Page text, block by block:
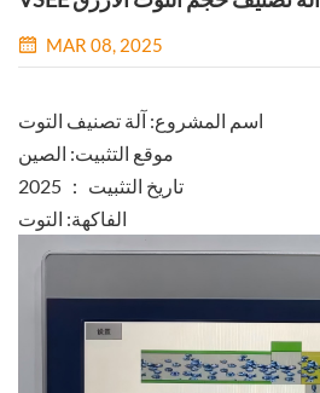
MAR 08, 2025
اسم المشروع: آلة تصنيف التوت
موقع التثبيت: الصين
تاريخ التثبيت ： 2025
الفاكهة: التوت